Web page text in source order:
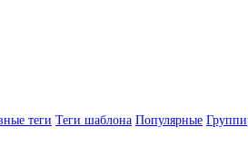
теги Теги шаблона Популярные